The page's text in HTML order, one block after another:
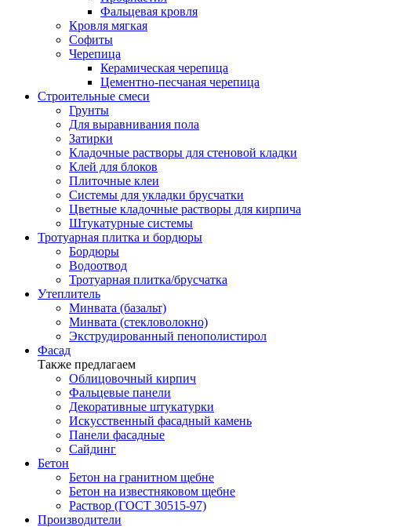
Фальцевая кровля
Кровля мягкая
Софиты
Черепица
Керамическая черепица
Цементно-песчаная черепица
Строительные смеси
Грунты
Для выравнивания пола
Затирки
Кладочные растворы для стеновой кладки
Клей для блоков
Плиточные клеи
Системы для укладки брусчатки
Цветные кладочные растворы для кирпича
Штукатурные системы
Тротуарная плитка и бордюры
Бордюры
Водоотвод
Тротуарная плитка/брусчатка
Утеплитель
Минвата (базальт)
Минвата (стекловолокно)
Экструдированный пенополистирол
Фасад
Также предлагаем
Облицовочный кирпич
Фальцевые панели
Декоративные штукатурки
Искусственный фасадный камень
Панели фасадные
Сайдинг
Бетон
Бетон на гранитном щебне
Бетон на известняковом щебне
Раствор (ГОСТ 30515-97)
Производители